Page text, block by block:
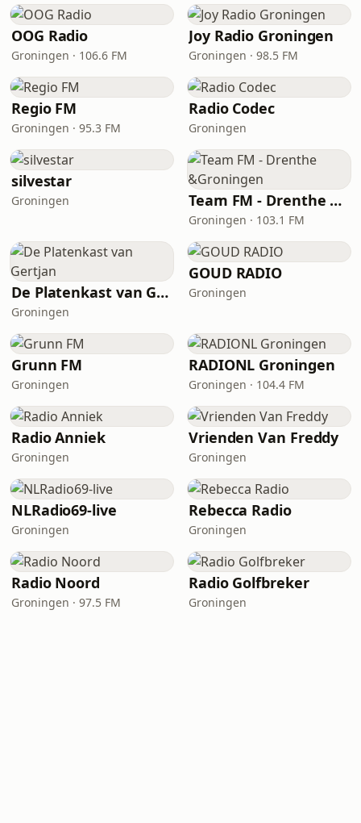
OOG Radio
Groningen · 106.6 FM
Joy Radio Groningen
Groningen · 98.5 FM
Regio FM
Groningen · 95.3 FM
Radio Codec
Groningen
silvestar
Groningen Team FM - Drenthe &Groningen
Groningen · 103.1 FM
De Platenkast van Gertjan
Groningen
GOUD RADIO
Groningen
Grunn FM
Groningen
RADIONL Groningen
Groningen · 104.4 FM
Radio Anniek
Groningen
Vrienden Van Freddy
Groningen
NLRadio69-live
Groningen
Rebecca Radio
Groningen
Radio Noord
Groningen · 97.5 FM
Radio Golfbreker
Groningen